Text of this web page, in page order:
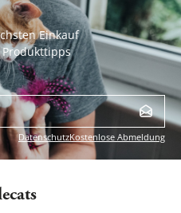
Einkauf
DatenschutzKostenlose Abmeldung